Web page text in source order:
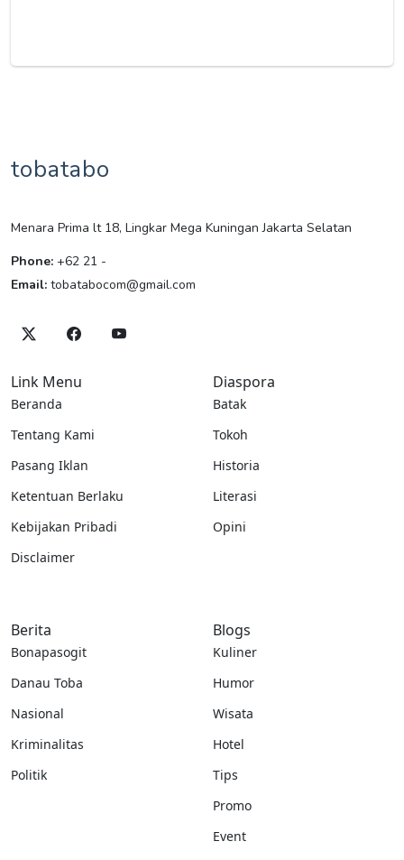
tobatabo
Menara Prima lt 18, Lingkar Mega Kuningan Jakarta Selatan
Phone: +62 21 -
Email: tobatabocom@gmail.com
Link Menu
Beranda
Tentang Kami
Pasang Iklan
Ketentuan Berlaku
Kebijakan Pribadi
Disclaimer
Diaspora
Batak
Tokoh
Historia
Literasi
Opini
Berita
Bonapasogit
Danau Toba
Nasional
Kriminalitas
Politik
Blogs
Kuliner
Humor
Wisata
Hotel
Tips
Promo
Event